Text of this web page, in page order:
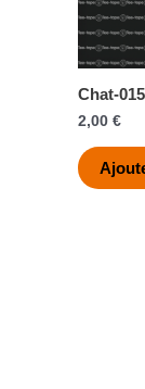
Chat-015
2,00 €